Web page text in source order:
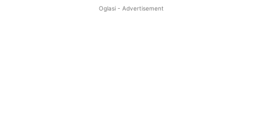
Oglasi - Advertisement